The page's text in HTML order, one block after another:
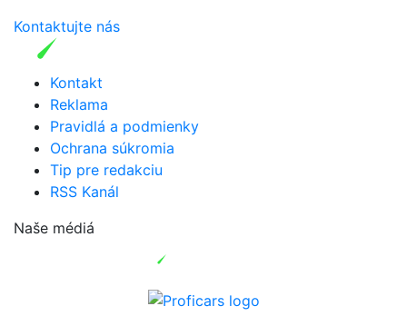
Kontaktujte nás
Kontakt
Reklama
Pravidlá a podmienky
Ochrana súkromia
Tip pre redakciu
RSS Kanál
Naše médiá